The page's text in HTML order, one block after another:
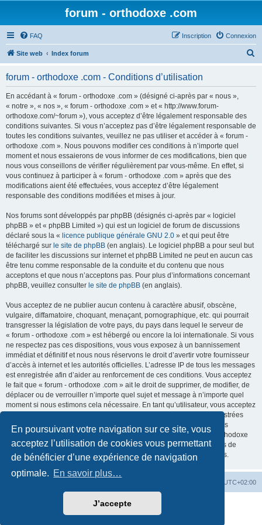
En poursuivant votre navigation sur ce site, vous
acceptez l’utilisation de cookies vous permettant
de bénéficier d’une expérience de navigation
optimale. En savoir plus…
J’accepte
forum - orthodoxe .com
FAQ Connexion
Inscription
Site web Index forum
forum - orthodoxe .com - Conditions d’utilisation
En accédant à « forum - orthodoxe .com » (désigné ci-après par « nous »,
« notre », « nos », « forum - orthodoxe .com » et « http://www.forum-
orthodoxe.com/~forum »), vous acceptez d’être légalement responsable des
conditions suivantes. Si vous n’acceptez pas d’être légalement responsable de
toutes les conditions suivantes, veuillez ne pas utiliser et accéder à « forum -
orthodoxe .com ». Nous pouvons modifier ces conditions à n’importe quel
moment et nous essaierons de vous informer de ces modifications, bien que
nous vous conseillons de vérifier régulièrement par vous-même. En effet, si
vous continuez à participer à « forum - orthodoxe .com » après que des
modifications aient été effectuées, vous acceptez d’être légalement
responsable des conditions modifiées et mises à jour.
Nos forums sont développés par phpBB (désignés ci-après par « logiciel
phpBB » et « phpBB Limited ») qui est un logiciel de forum de discussions
déclaré sous la « licence publique générale GNU 2.0 » et qui peut être
téléchargé sur le site de phpBB (en anglais). Le logiciel phpBB a pour seul but
de faciliter les discussions sur internet et phpBB Limited ne peut en aucun cas
être tenu comme responsable de la conduite et du contenu que nous
acceptons et que nous n’acceptons pas. Pour plus d’informations concernant
phpBB, veuillez consulter le site de phpBB (en anglais).
Vous acceptez de ne publier aucun contenu à caractère abusif, obscène,
vulgaire, diffamatoire, choquant, menaçant, pornographique, etc. qui pourrait
transgresser la législation de votre pays, du pays dans lequel le serveur de
« forum - orthodoxe .com » est hébergé ou encore la loi internationale. Si vous
ne respectez pas ces dispositions, vous vous exposez à un bannissement
immédiat et définitif et nous nous réservons le droit d’avertir votre fournisseur
d’accès à internet et les autorités officielles. L’adresse IP de tous les messages
est enregistrée afin d’aider au renforcement de ces conditions. Vous acceptez
le fait que « forum - orthodoxe .com » ait le droit de supprimer, de modifier, de
déplacer ou de verrouiller n’importe quel sujet et message à n’importe quel
moment si nous estimons cela nécessaire. En tant qu’utilisateur, vous acceptez
que toutes les informations que vous avez renseignées soient enregistrées
dans notre base de données. Bien que ces informations ne seront pas
diffusées à une tierce partie sans votre consentement, ni « forum - orthodoxe
.com », ni phpBB, ne pourront être tenus comme responsables en cas de
tentative de piratage informatique visant à compromettre vos données.
UTC+02:00
phpBB® Forum Software © phpBB Limited
©